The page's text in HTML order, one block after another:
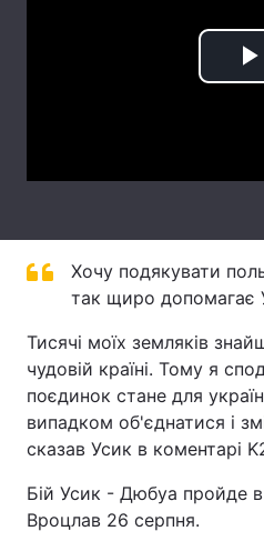
Тема оформлення
Хочу подякувати
так щиро допомагає
Тисячі моїх земляків
чудовій країні. Тому я
поєдинок стане для
випадком об'єднатися і
сказав Усик в коментарі
Бій Усик - Дюбуа пройде в
Вроцлав 26 серпня.